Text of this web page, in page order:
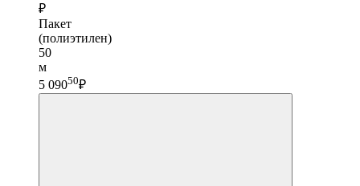
₽
Пакет
(полиэтилен)
50
м
5 09050₽